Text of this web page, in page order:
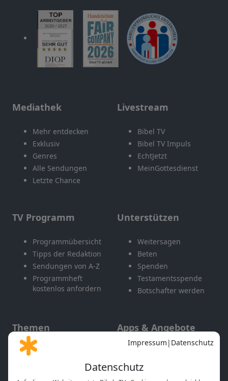
Mediathek
Mehr entdecken
Exklusiv
Genres
Alle Sendungen
Letzte Chance
Livestream
Bibel TV
Bibel TV Impuls
EchtJetzt
MeinGottesdienst
TV Programm
Programmübersicht
Tipps der Redaktion
Sendungen von A-Z
Programmheft
kostenlos anfordern
Unterstützen
Weitersagen
Beten
Spenden
Testamentsspende
Botschafter werden
Themen
Gott und Bibel erklärt
Apps & Angebote
Mobile App